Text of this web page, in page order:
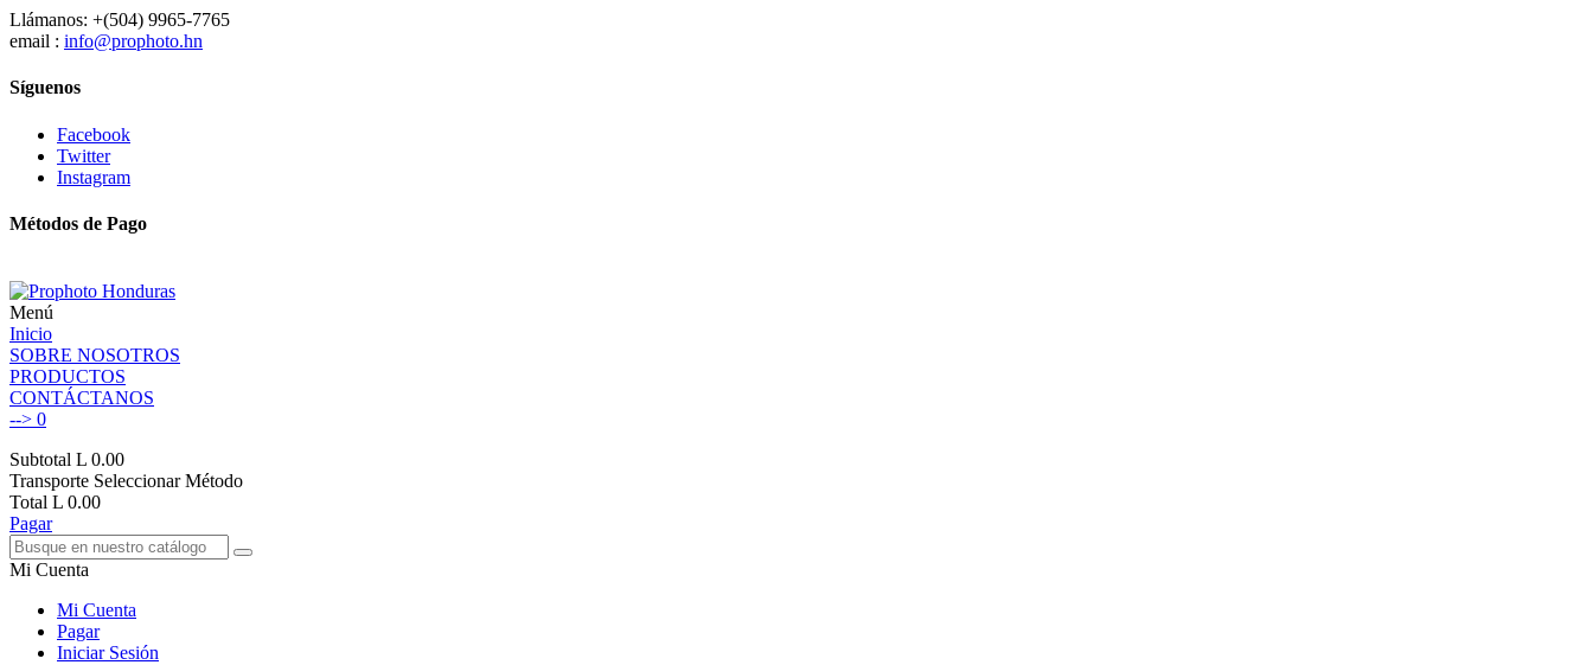
Llámanos: +(504) 9965-7765
email : info@prophoto.hn
Síguenos
Facebook
Twitter
Instagram
Métodos de Pago
Menú
Inicio
SOBRE NOSOTROS
PRODUCTOS
CONTÁCTANOS
--> 0
Subtotal L 0.00
Transporte Seleccionar Método
Total L 0.00
Pagar
Mi Cuenta
Mi Cuenta
Pagar
Iniciar Sesión